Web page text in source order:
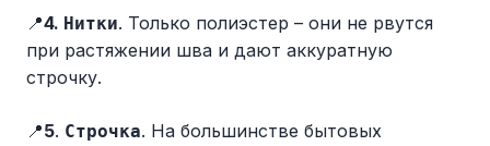
📍4. Нитки. Только полиэстер – они не рвутся
при растяжении шва и дают аккуратную
строчку.
📍5. Строчка. На большинстве бытовых